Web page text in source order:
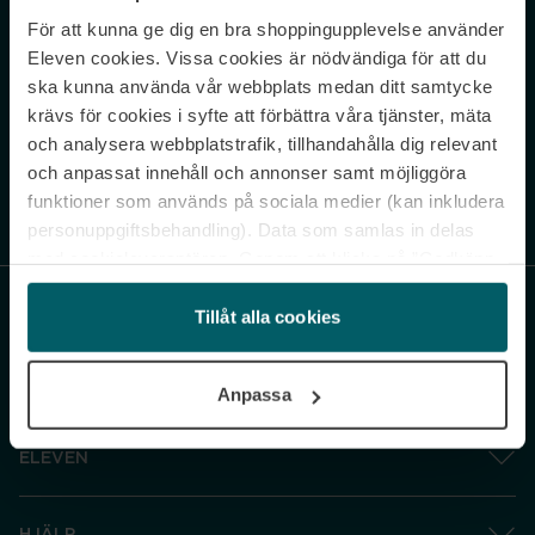
För att kunna ge dig en bra shoppingupplevelse använder
Eleven cookies. Vissa cookies är nödvändiga för att du
ska kunna använda vår webbplats medan ditt samtycke
krävs för cookies i syfte att förbättra våra tjänster, mäta
och analysera webbplatstrafik, tillhandahålla dig relevant
och anpassat innehåll och annonser samt möjliggöra
funktioner som används på sociala medier (kan inkludera
personuppgiftsbehandling). Data som samlas in delas
och gå vidare” accepterar du samtliga cookies medan du
under ”Inställningar” kan anpassa användningen av
cookies. Du kan återkalla ditt samtycke när som helst.
Tillåt alla cookies
Anpassa
Never miss a beat.
Sign up to our newsletter.
Genom att prenumerera accepterar du vår Integritetspolicy. Avprenumerera
ELEVEN